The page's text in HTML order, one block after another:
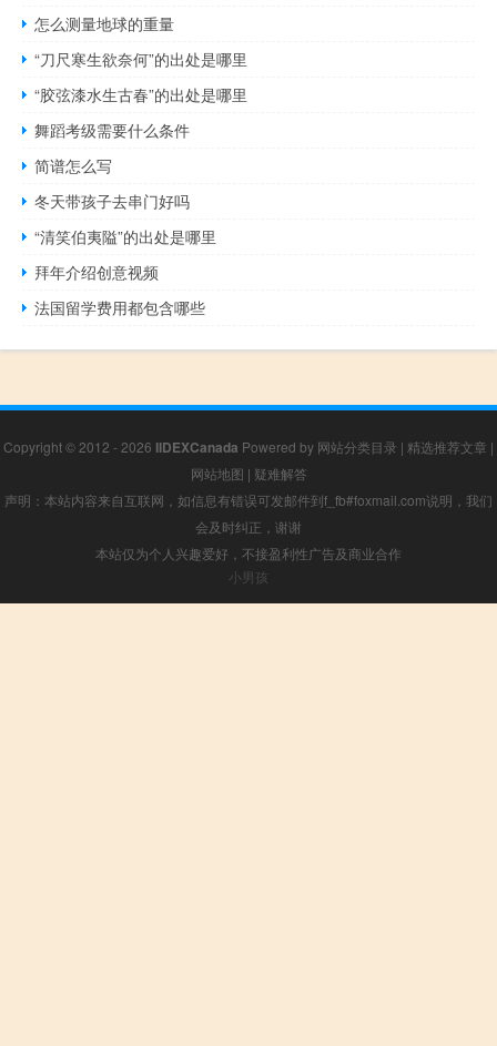
怎么测量地球的重量
“刀尺寒生欲奈何”的出处是哪里
“胶弦漆水生古春”的出处是哪里
舞蹈考级需要什么条件
简谱怎么写
冬天带孩子去串门好吗
“清笑伯夷隘”的出处是哪里
拜年介绍创意视频
法国留学费用都包含哪些
Copyright © 2012 - 2026 IIDEXCanada Powered by 网站分类目录 | 精选推荐文章 |
网站地图 | 疑难解答
声明：本站内容来自互联网，如信息有错误可发邮件到f_fb#foxmail.com说明，我们
会及时纠正，谢谢
本站仅为个人兴趣爱好，不接盈利性广告及商业合作
小男孩